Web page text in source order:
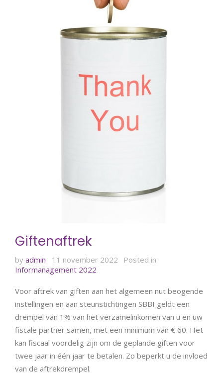
Giftenaftrek
by admin 11 november 2022
Posted in
Informanagement 2022
Voor aftrek van giften aan het algemeen nut beogende
instellingen en aan steunstichtingen SBBI geldt een
drempel van 1% van het verzamelinkomen van u en uw
fiscale partner samen, met een minimum van € 60. Het
kan fiscaal voordelig zijn om de geplande giften voor
twee jaar in één jaar te betalen. Zo beperkt u de invloed
van de aftrekdrempel.